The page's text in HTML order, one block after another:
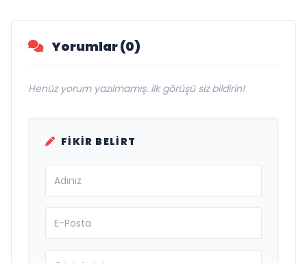
Yorumlar (0)
Henüz yorum yazılmamış. İlk görüşü siz bildirin!
FIKIR BELIRT